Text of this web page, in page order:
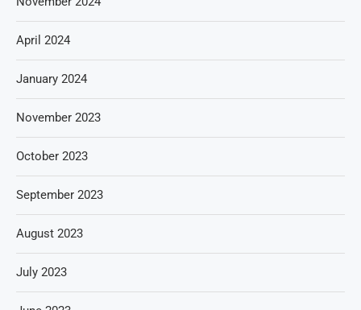
April 2024
January 2024
November 2023
October 2023
September 2023
August 2023
July 2023